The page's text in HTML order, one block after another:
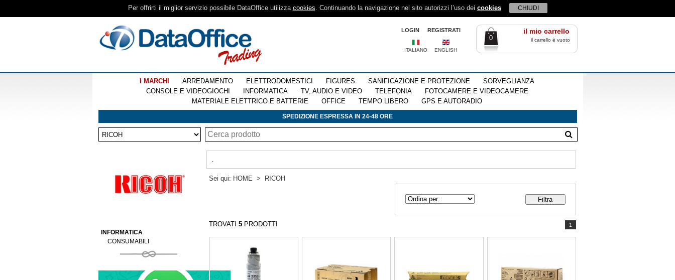
Per offrirti il miglior servizio possibile DataOffice utilizza cookies. Continuando la navigazione nel sito autorizzi l’uso dei cookies CHIUDI
il mio carrello
0 il carrello è vuoto
REGISTRATI
LOGIN
ITALIANO ENGLISH
I MARCHI ARREDAMENTO ELETTRODOMESTICI FIGURES SANIFICAZIONE E PROTEZIONE
SORVEGLIANZA
CONSOLE E VIDEOGIOCHI
INFORMATICA TV, AUDIO E VIDEO TELEFONIA
FOTOCAMERE E VIDEOCAMERE
MATERIALE ELETTRICO E BATTERIE
OFFICE TEMPO LIBERO GPS E AUTORADIO
SPEDIZIONE ESPRESSA IN 24-48 ORE
INFORMATICA
CONSUMABILI
.
Sei qui: HOME > RICOH
TROVATI 5PRODOTTI 1